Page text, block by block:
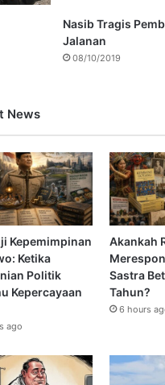
Nasib Tragis
Jalanan
08/10/2019
News
Kepemimpinan
Ketika
Politik
Kepercayaan
ago
Akankah
Sastra
Tahun?
6 hours